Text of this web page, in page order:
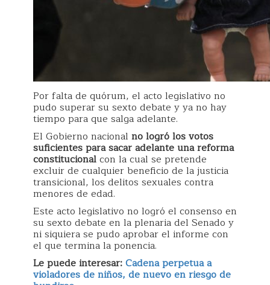
Por falta de quórum, el acto legislativo no
pudo superar su sexto debate y ya no hay
tiempo para que salga adelante.
El Gobierno nacional no logró los votos
suficientes para sacar adelante una reforma
constitucionalcon la cual se pretende
excluir de cualquier beneficio de la justicia
transicional, los delitos sexuales contra
menores de edad.
Este acto legislativo no logró el consenso en
su sexto debate en la plenaria del Senado y
ni siquiera se pudo aprobar el informe con
el que termina la ponencia.
Le puede interesar:Cadena perpetua a
violadores de niños, de nuevo en riesgo de